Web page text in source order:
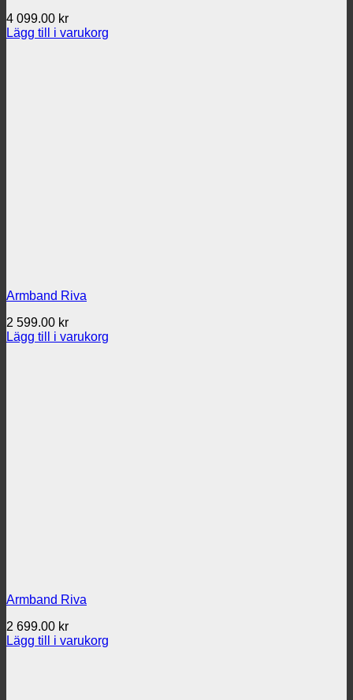
4 099.00 kr
Lägg till i varukorg
Armband Riva
2 599.00 kr
Lägg till i varukorg
Armband Riva
2 699.00 kr
Lägg till i varukorg